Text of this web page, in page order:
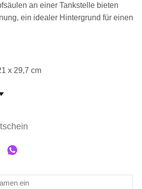
an einer Tankstelle bieten
ein idealer Hintergrund für einen
x 29,7 cm